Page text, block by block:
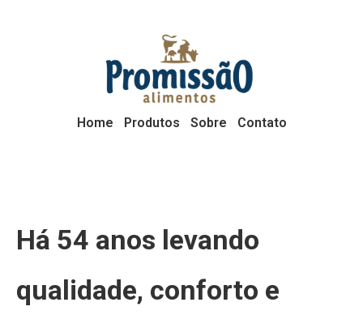
Home Produtos Sobre Contato
Há 54 anos levando
qualidade, conforto e